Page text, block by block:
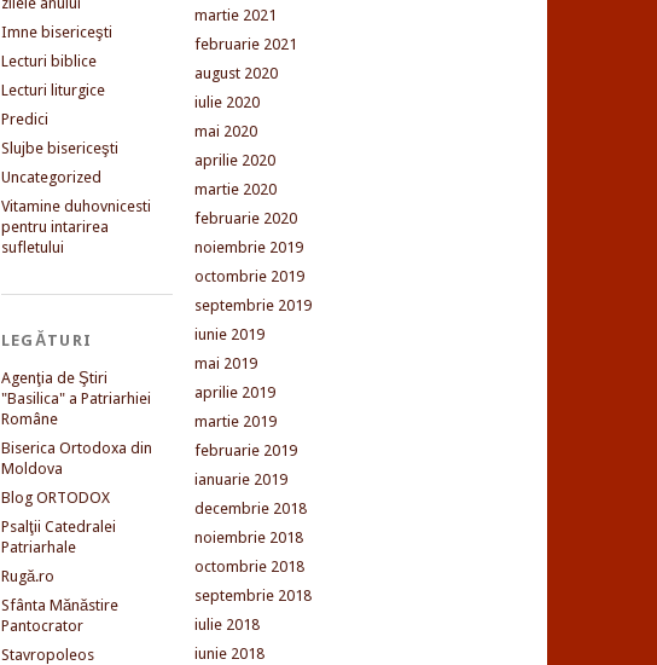
Imne bisericeşti
Lecturi biblice
Lecturi liturgice
Predici
Slujbe bisericeşti
Uncategorized
Vitamine duhovnicesti
pentru intarirea
sufletului
LEGĂTURI
Agenţia de Ştiri
"Basilica" a Patriarhiei
Române
Biserica Ortodoxa din
Moldova
Blog ORTODOX
Psalţii Catedralei
Patriarhale
Rugă.ro
Sfânta Mănăstire
Pantocrator
Stavropoleos
martie 2021
februarie 2021
august 2020
iulie 2020
mai 2020
aprilie 2020
martie 2020
februarie 2020
noiembrie 2019
octombrie 2019
septembrie 2019
iunie 2019
mai 2019
aprilie 2019
martie 2019
februarie 2019
ianuarie 2019
decembrie 2018
noiembrie 2018
octombrie 2018
septembrie 2018
iulie 2018
iunie 2018